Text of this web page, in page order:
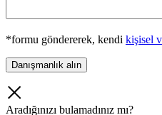
*formu göndererek, kendi kişisel
Aradığınızı bulamadınız mı?